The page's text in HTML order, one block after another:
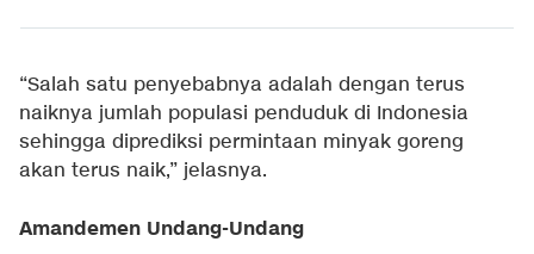
“Salah satu penyebabnya adalah dengan terus
naiknya jumlah populasi penduduk di Indonesia
sehingga diprediksi permintaan minyak goreng
akan terus naik,” jelasnya.
Amandemen Undang-Undang